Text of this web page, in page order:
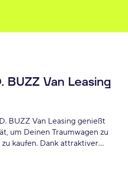
BUZZ Van Leasing
BUZZ Van Leasing genießt
um Deinen Traumwagen zu
kaufen. Dank attraktiver